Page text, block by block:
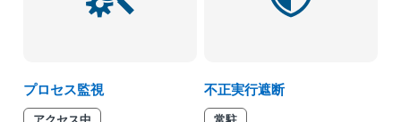
プロセス監視 不正実行遮断